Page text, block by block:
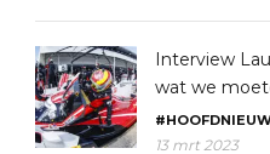
Interview
wat we
13 mrt 2023